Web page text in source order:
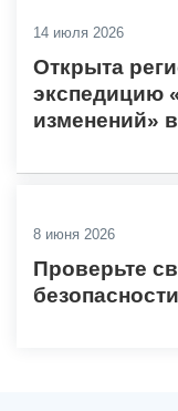
14 июля 2026
Открыта
экспедицию
изменений»
8 июня 2026
Проверьте